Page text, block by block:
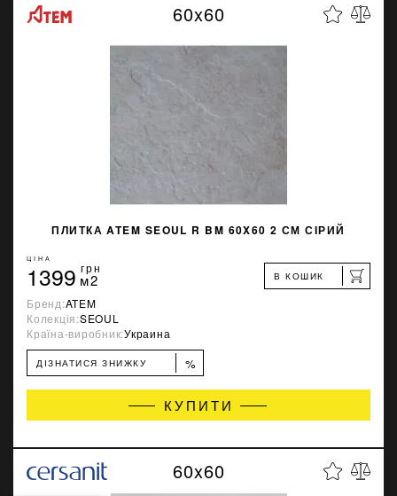
60x60
ПЛИТКА ATEM SEOUL R BM 60X60 2 СМ СІРИЙ
ЦІНА
1399 грн
м2 В КОШИК
Бренд:ATEM
Колекція:SEOUL
Країна-виробник:Украина
ДІЗНАТИСЯ ЗНИЖКУ %
КУПИТИ
60x60